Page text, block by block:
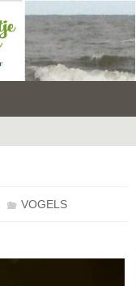
VOGELS